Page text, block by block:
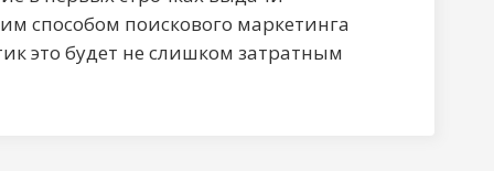
способом поискового маркетинга
это будет не слишком затратным